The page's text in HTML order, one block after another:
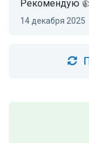
Рекомендую
14 декабря 2025